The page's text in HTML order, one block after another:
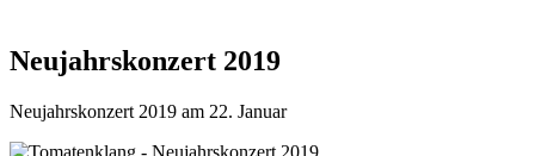
Neujahrskonzert 2019
Neujahrskonzert 2019 am 22. Januar